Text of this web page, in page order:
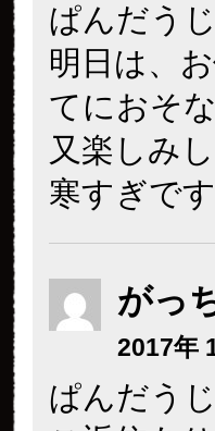
ぱんだう
明日は、
てにおそ
又楽しみ
寒すぎです
がっ
2017年
ぱんだう